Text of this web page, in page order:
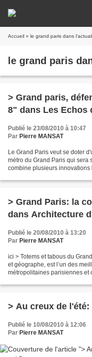
Accueil » le grand paris dans
le grand paris
> Grand paris,
8" dans Les Echos
Publié le 23/08/2010 à 10:47
Par Pierre MANSAT
Le Grand Paris veut se doter
métro du Grand Paris qui sera
combine plusieurs
> Grand Paris: la
dans Architecture
Publié le 20/08/2010 à 13:20
Par Pierre MANSAT
ici > Totems et tabous du
et géographe, est l’un des
métropolitaines parisiennes et
> Au creux de
Publié le 10/08/2010 à 12:06
Par Pierre MANSAT